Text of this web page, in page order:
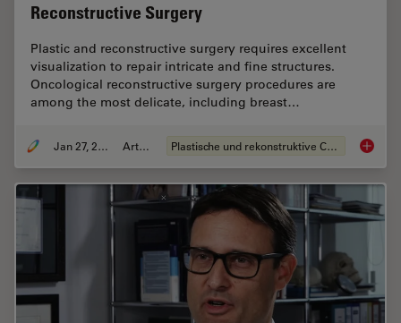
Reconstructive Surgery
Plastic and reconstructive surgery requires excellent
visualization to repair intricate and fine structures.
Oncological reconstructive surgery procedures are
among the most delicate, including breast…
Jan 27, 2022 Artikel Plastische und rekonstruktive Chirurgie How to